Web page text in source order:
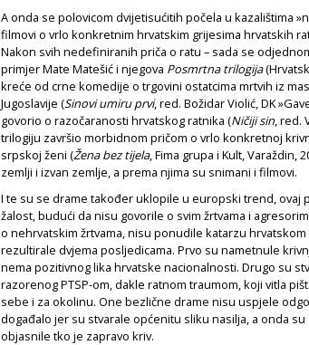
A onda se polovicom dvijetisućitih počela u kazalištima
filmovi o vrlo konkretnim hrvatskim grijesima hrvatskih
Nakon svih nedefiniranih priča o ratu – sada se
primjer Mate Matešić i njegova Posmrtna trilogija
kreće od crne komedije o trgovini ostatcima mrtvih iz
Jugoslavije (Sinovi umiru prvi, red. Božidar Violić, DK
govorio o razočaranosti hrvatskog ratnika (Ničiji sin red.
trilogiju završio morbidnom pričom o vrlo konkretnoj
srpskoj ženi (Žena bez tijela, Fima grupa i Kult, Varaždin,
zemlji i izvan zemlje, a prema njima su snimani i filmovi.
I te su se drame također uklopile u europski trend, ovaj
žalost, budući da nisu govorile o svim žrtvama i
o nehrvatskim žrtvama, nisu ponudile katarzu
rezultirale dvjema posljedicama. Prvo su nametnule
nema pozitivnog lika hrvatske nacionalnosti. Drugo su
razorenog PTSP-om, dakle ratnom traumom, koji vitla
sebe i za okolinu. One bezlične drame nisu uspjele
događalo jer su stvarale općenitu sliku nasilja, a onda
objasnile tko je zapravo kriv.